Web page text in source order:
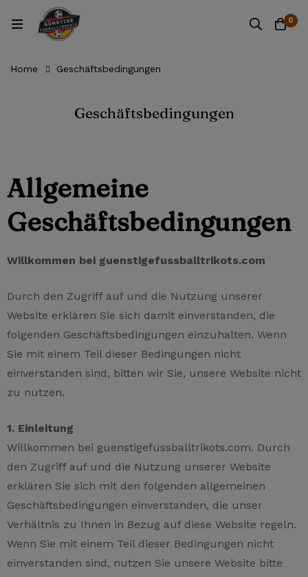
0
Home Geschäftsbedingungen
Geschäftsbedingungen
Allgemeine
Geschäftsbedingungen
Willkommen bei guenstigefussballtrikots.com
Durch den Zugriff auf und die Nutzung unserer
Website erklären Sie sich damit einverstanden, die
folgenden Geschäftsbedingungen einzuhalten. Wenn
Sie mit einem Teil dieser Bedingungen nicht
einverstanden sind, bitten wir Sie, unsere Website nicht
zu nutzen.
1. Einleitung
Willkommen bei guenstigefussballtrikots.com. Durch
den Zugriff auf und die Nutzung unserer Website
erklären Sie sich mit den folgenden allgemeinen
Geschäftsbedingungen einverstanden, die unser
Verhältnis zu Ihnen in Bezug auf diese Website regeln.
Wenn Sie mit einem Teil dieser Bedingungen nicht
einverstanden sind, nutzen Sie unsere Website bitte